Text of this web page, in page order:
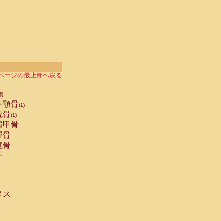
ージの最上部へ戻る
顎骨(1)
骨(1)
甲骨
骨
骨
ス